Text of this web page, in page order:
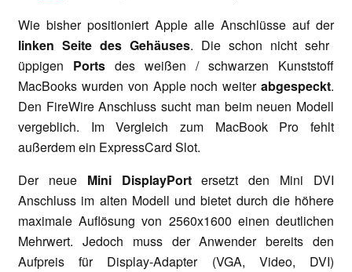
Wie bisher positioniert Apple alle Anschlüsse auf der
linken Seite des Gehäuses. Die schon nicht sehr
üppigen Ports des weißen / schwarzen Kunststoff
MacBooks wurden von Apple noch weiter abgespeckt.
Den FireWire Anschluss sucht man beim neuen Modell
vergeblich. Im Vergleich zum MacBook Pro fehlt
außerdem ein ExpressCard Slot.
Der neue Mini DisplayPortersetzt den Mini DVI
Anschluss im alten Modell und bietet durch die höhere
maximale Auflösung von 2560x1600 einen deutlichen
Mehrwert. Jedoch muss der Anwender bereits den
Aufpreis für Display-Adapter (VGA, Video, DVI)